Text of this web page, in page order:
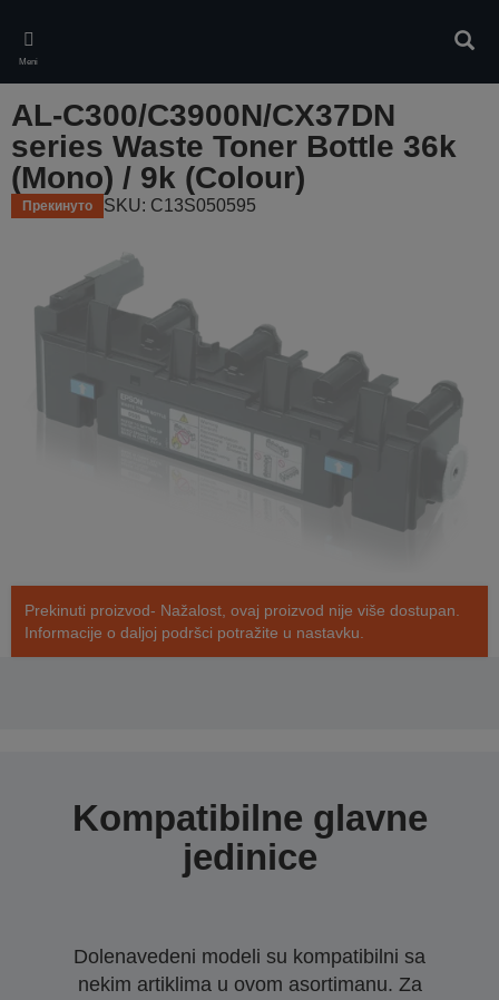
main
content
Meni
AL-C300/C3900N/CX37DN
series Waste Toner Bottle 36k
(Mono) / 9k (Colour)
Прекинуто SKU: C13S050595
Prekinuti proizvod- Nažalost, ovaj proizvod nije više dostupan.
Informacije o daljoj podršci potražite u nastavku.
Kompatibilne glavne
jedinice
Dolenavedeni modeli su kompatibilni sa
nekim artiklima u ovom asortimanu. Za